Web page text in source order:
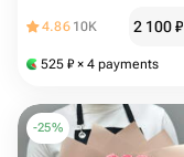
4.86 10K 2 100₽
525 ₽ × 4 payments
-25%